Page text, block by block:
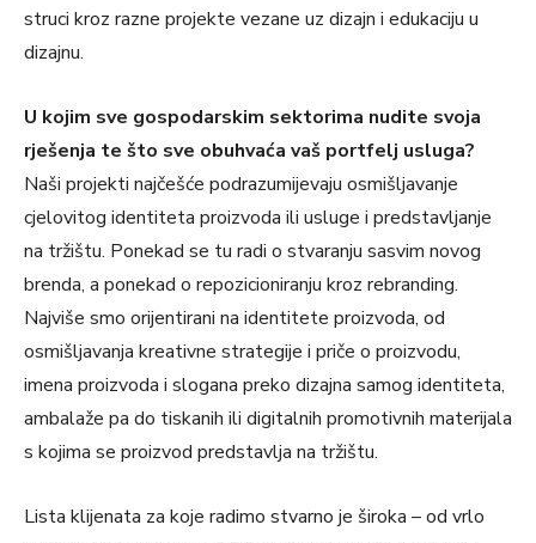
struci kroz razne projekte vezane uz dizajn i edukaciju u
dizajnu.
U kojim sve gospodarskim sektorima nudite svoja
rješenja te što sve obuhvaća vaš portfelj usluga?
Naši projekti najčešće podrazumijevaju osmišljavanje
cjelovitog identiteta proizvoda ili usluge i predstavljanje
na tržištu. Ponekad se tu radi o stvaranju sasvim novog
brenda, a ponekad o repozicioniranju kroz rebranding.
Najviše smo orijentirani na identitete proizvoda, od
osmišljavanja kreativne strategije i priče o proizvodu,
imena proizvoda i slogana preko dizajna samog identiteta,
ambalaže pa do tiskanih ili digitalnih promotivnih materijala
s kojima se proizvod predstavlja na tržištu.
Lista klijenata za koje radimo stvarno je široka – od vrlo